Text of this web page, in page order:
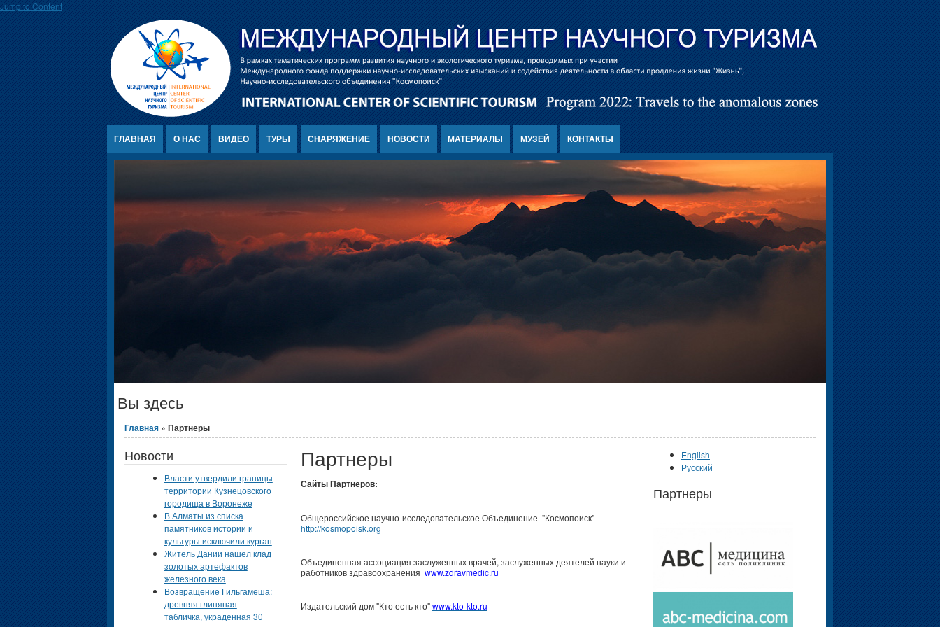
Jump to Content
ГЛАВНАЯ О НАС ВИДЕО ТУРЫ СНАРЯЖЕНИЕ НОВОСТИ МАТЕРИАЛЫ МУЗЕЙ КОНТАКТЫ
Вы здесь
Главная » Партнеры
Партнеры
Сайты Партнеров:
Общероссийское научно-исследовательское Объединение "Космопоиск"
http://kosmopoisk.org
Объединенная ассоциация заслуженных врачей, заслуженных деятелей науки и
работников здравоохранения www.zdravmedic.ru
Издательский дом "Кто есть кто"www.kto-kto.ru
Новости
Власти утвердили границы
территории Кузнецовского
городища в Воронеже
В Алматы из списка
памятников истории и
культуры исключили курган
Житель Дании нашел клад
золотых артефактов
железного века
Возвращение Гильгамеша:
древняя глиняная
табличка, украденная 30
English
Русский
Партнеры